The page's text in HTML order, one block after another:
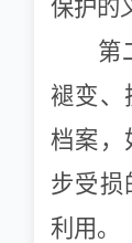
保护的
第
褪变、
档案，
步受损
利用。